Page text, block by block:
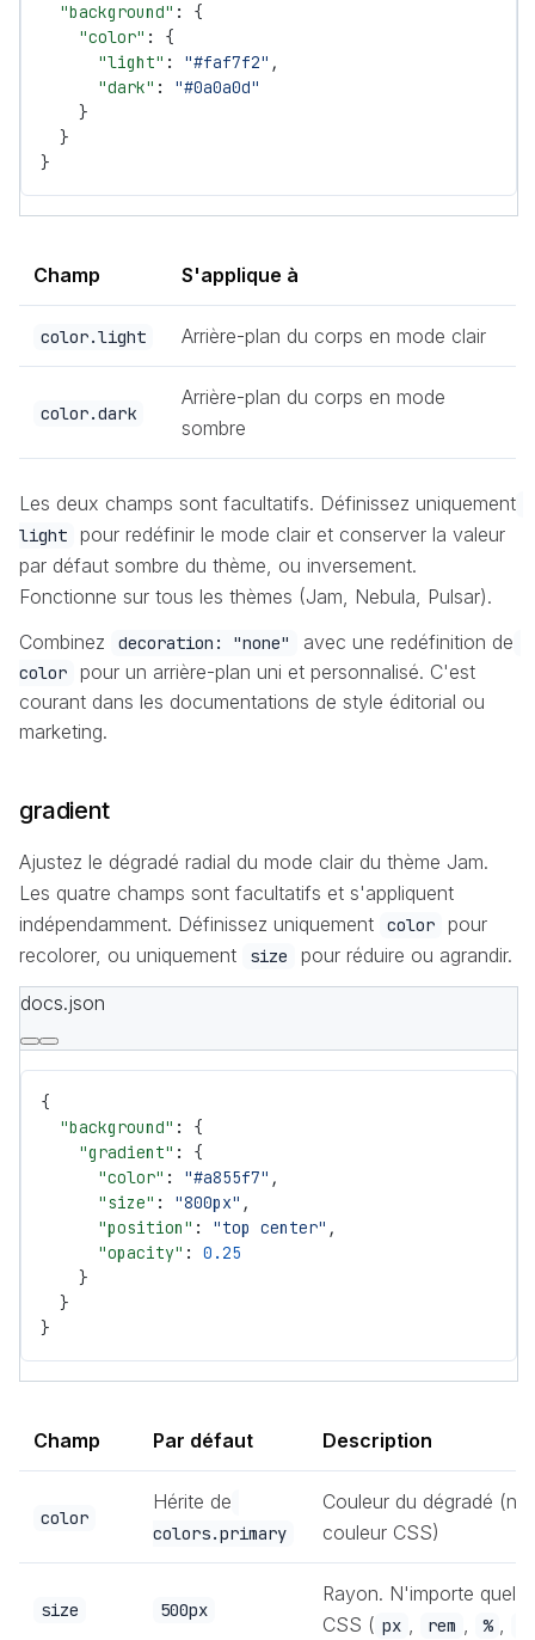
  "background"
: {
    "color"
: {
      "light"
: "#faf7f2" ,
      "dark"
: "#0a0a0d"
    }
  }
}
Champ S'applique à
color.light Arrière-plan du corps en mode clair
color.dark
Arrière-plan du corps en mode
sombre
Les deux champs sont facultatifs. Définissez uniquement
light
pour redéfinir le mode clair et conserver la valeur
par défaut sombre du thème, ou inversement.
Fonctionne sur tous les thèmes (Jam, Nebula, Pulsar).
Combinez
decoration: "none" avec une redéfinition de
color
pour un arrière-plan uni et personnalisé. C'est
courant dans les documentations de style éditorial ou
marketing.
gradient
Ajustez le dégradé radial du mode clair du thème Jam.
Les quatre champs sont facultatifs et s'appliquent
indépendamment. Définissez uniquement
color
pour
recolorer, ou uniquement
size
pour réduire ou agrandir.
docs.json
{
  "background"
: {
    "gradient"
: {
      "color"
: "#a855f7" ,
      "size"
: "800px" ,
      "position"
: "top center" ,
      "opacity"
: 0.25
    }
  }
}
Champ Par défaut Description
color
Hérite de
colors.primary
Couleur du dégradé
couleur CSS)
size 500px
Rayon. N'importe
CSS ( px rem %